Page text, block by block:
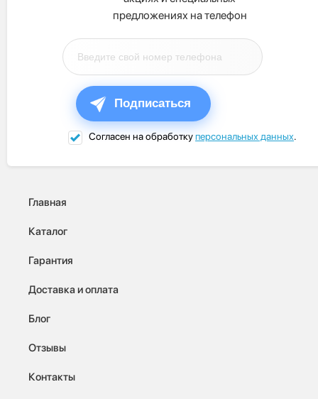
предложениях на телефон
Подписаться
Согласен на обработкуперсональных данных.
Главная
Каталог
Гарантия
Доставка и оплата
Блог
Отзывы
Контакты